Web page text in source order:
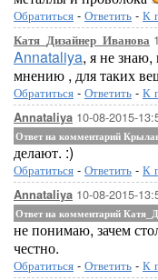
Обратиться - Ответить - К
Катя_Дизайнер_Иванова
Annataliya, я не
мнению , для таких
Обратиться - Ответить - К
Annataliya 10-08-2015-
Ответ на комментарий
делают. :)
Обратиться - Ответить - К
Annataliya 10-08-2015-
Ответ на комментарий
не понимаю, зачем
честно.
Обратиться - Ответить - К